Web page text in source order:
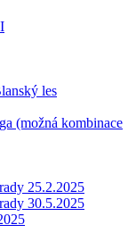
les
(možná kombinace
25.2.2025
30.5.2025